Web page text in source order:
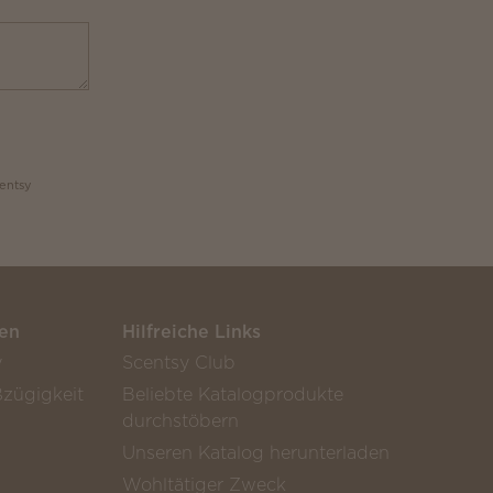
Hilfreiche Links
Scentsy Club
Beliebte Katalogprodukte
durchstöbern
Unseren Katalog herunterladen
Wohltätiger Zweck